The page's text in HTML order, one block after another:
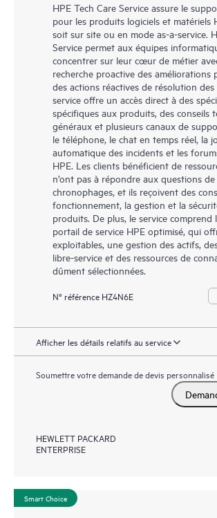
HPE Tech Care Service assure le
pour les produits logiciels et matériels
soit sur site ou en mode as-a-service.
Service permet aux équipes
concentrer sur leur cœur de métier
recherche proactive des améliorations
des actions réactives de résolution des
service offre un accès direct à des
spécifiques aux produits, des conseils
généraux et plusieurs canaux de
le téléphone, le chat en temps réel, la
automatique des incidents et les
HPE. Les clients bénéficient de
n’ont pas à répondre aux questions
chronophages, et ils reçoivent des
fonctionnement, la gestion et la
produits. De plus, le service comprend
portail de service HPE optimisé, qui
exploitables, une gestion des actifs,
libre-service et des ressources de
dûment sélectionnées.
N° référence HZ4N6E
Afficher les détails relatifs au service
Soumettre votre demande de devis personnalisé
HEWLETT PACKARD
ENTERPRISE
Smart Choice